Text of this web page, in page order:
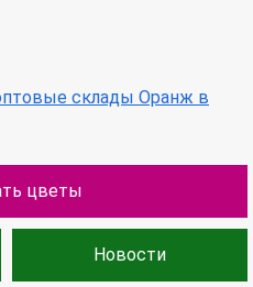
склады Оранж в
цветы
Новости